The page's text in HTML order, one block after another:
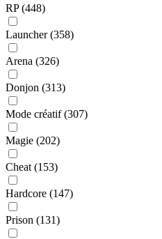
RP(448)
Launcher(358)
Arena (326)
Donjon (313)
Mode créatif(307)
Magie (202)
Cheat (153)
Hardcore (147)
Prison (131)